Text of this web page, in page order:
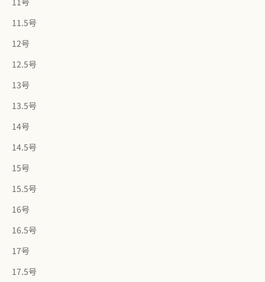
11.5号
12号
12.5号
13号
13.5号
14号
14.5号
15号
15.5号
16号
16.5号
17号
17.5号